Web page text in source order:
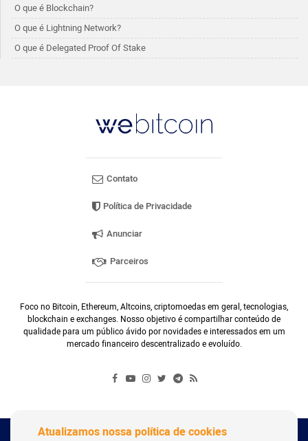
O que é Blockchain?
O que é Lightning Network?
O que é Delegated Proof Of Stake
Contato
Política de Privacidade
Anunciar
Parceiros
Foco no Bitcoin, Ethereum, Altcoins, criptomoedas em geral, tecnologias,
blockchain e exchanges. Nosso objetivo é compartilhar conteúdo de
qualidade para um público ávido por novidades e interessados em um
mercado financeiro descentralizado e evoluído.
Atualizamos nossa política de cookies